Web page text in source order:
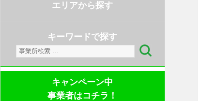
エリアから探す
キーワードで探す
検
索:
キャンペーン中
事業者はコチラ！